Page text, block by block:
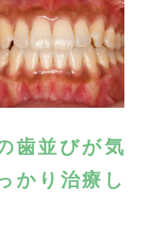
歯並びが気
かり治療し